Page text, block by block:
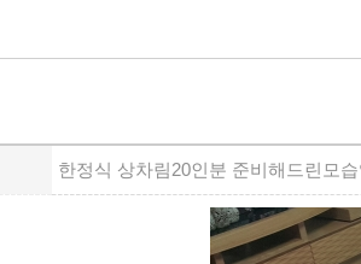
한정식 상차림20인분 준비해드린모